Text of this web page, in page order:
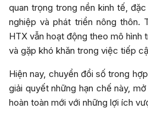
quan trọng trong nền kinh tế,
nghiệp và phát triển nông thôn.
HTX vẫn hoạt động theo mô hình
và gặp khó khăn trong việc tiếp
Hiện nay, chuyển đổi số trong
giải quyết những hạn chế này,
hoàn toàn mới với những lợi ích